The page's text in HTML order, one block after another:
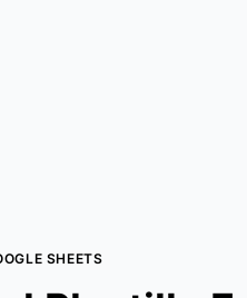
SHEETS